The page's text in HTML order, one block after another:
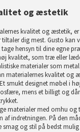
og æstetik
kvalitet og æstetik,
dig mest. Gusto kan
hensyn til dine egne
kvalitet, som træ eller
materialer som metal
materialernes kvalitet og
smukt designet møbel i
mens et billigt og
materialer med omhu og
af indretningen. På den
smag og stil på bedst mulig